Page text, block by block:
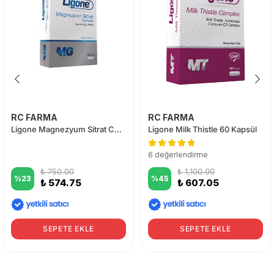
RC FARMA
Ligone Magnezyum Sitrat Complex 60 Tablet
%23
₺ 750.00
₺ 574.75
SEPETE EKLE
RC FARMA
Ligone Milk Thistle 60 Kapsül
6 değerlendirme
%45
₺ 1,100.00
₺ 607.05
SEPETE EKLE